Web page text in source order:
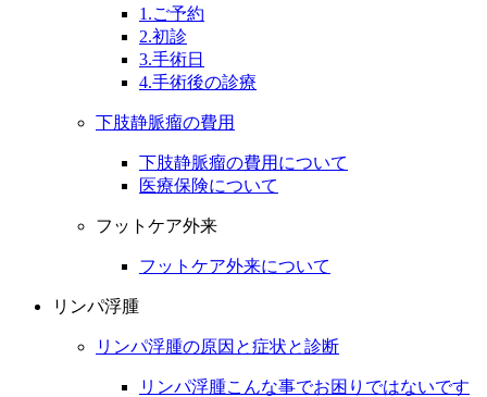
1.ご予約
2.初診
3.手術日
4.手術後の診療
下肢静脈瘤の費用
下肢静脈瘤の費用について
医療保険について
フットケア外来
フットケア外来について
リンパ浮腫
リンパ浮腫の原因と症状と診断
リンパ浮腫こんな事でお困りではないです